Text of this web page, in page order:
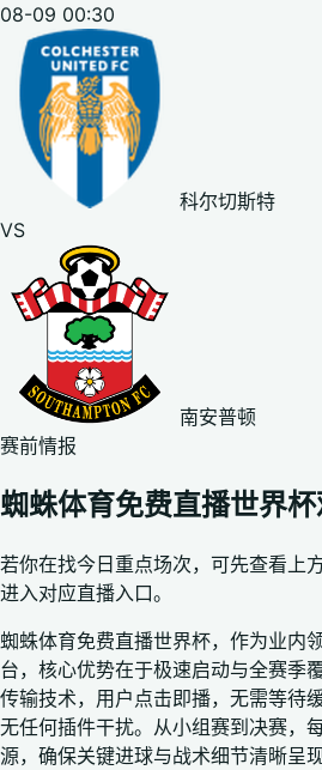
08-09 00:30
科尔切斯特
VS
南安普顿
赛前情报
蜘蛛体育免费直播世界
若你在找今日重点场次，可先查看上
进入对应直播入口。
蜘蛛体育免费直播世界杯，作为业内
台，核心优势在于极速启动与全赛季
传输技术，用户点击即播，无需等待
无任何插件干扰。从小组赛到决赛，
源，确保关键进球与战术细节清晰呈